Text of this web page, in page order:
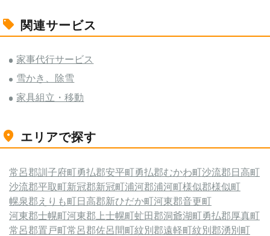
関連サービス
家事代行サービス
雪かき、除雪
家具組立・移動
エリアで探す
常呂郡訓子府町勇払郡安平町勇払郡むかわ町沙流郡日高町
沙流郡平取町新冠郡新冠町浦河郡浦河町様似郡様似町
幌泉郡えりも町日高郡新ひだか町河東郡音更町
河東郡士幌町河東郡上士幌町虻田郡洞爺湖町勇払郡厚真町
常呂郡置戸町常呂郡佐呂間町紋別郡遠軽町紋別郡湧別町